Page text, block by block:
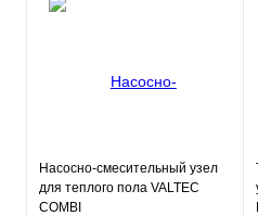
Насосно-смесительный узел
для теплого пола VALTEC
COMBI